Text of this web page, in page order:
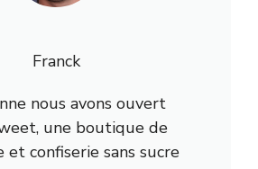
Franck
nous avons ouvert
une boutique de
et confiserie sans sucre